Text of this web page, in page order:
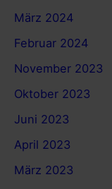
März 2024
Februar 2024
November 2023
Oktober 2023
Juni 2023
April 2023
März 2023